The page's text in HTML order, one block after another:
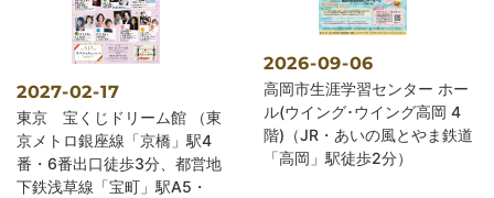
2027-02-17
公演会場
東京 宝くじドリーム館 （東
京メトロ銀座線「京橋」駅4
番・6番出口徒歩3分、都営地
下鉄浅草線「宝町」駅A5・
2026-09-06
公演会場
高岡市生涯学習センター ホー
ル(ウイング･ウイング高岡 4
階)（JR・あいの風とやま鉄道
「高岡」駅徒歩2分）